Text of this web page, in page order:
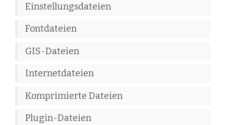
Einstellungsdateien
Fontdateien
GIS-Dateien
Internetdateien
Komprimierte Dateien
Plugin-Dateien